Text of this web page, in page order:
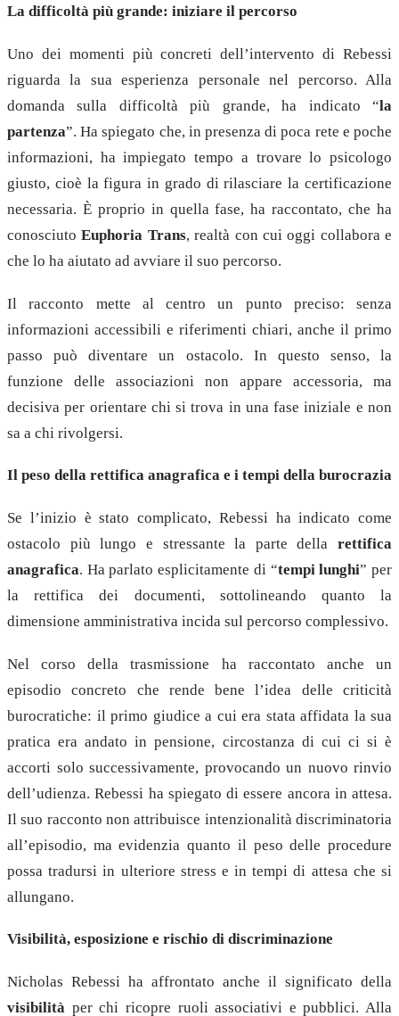
La difficoltà più grande: iniziare il percorso
Uno dei momenti più concreti dell’intervento di Rebessi
riguarda la sua esperienza personale nel percorso. Alla
domanda sulla difficoltà più grande, ha indicato “la
partenza”. Ha spiegato che, in presenza di poca rete e poche
informazioni, ha impiegato tempo a trovare lo psicologo
giusto, cioè la figura in grado di rilasciare la certificazione
necessaria. È proprio in quella fase, ha raccontato, che ha
conosciutoEuphoria Trans, realtà con cui oggi collabora e
che lo ha aiutato ad avviare il suo percorso.
Il racconto mette al centro un punto preciso: senza
informazioni accessibili e riferimenti chiari, anche il primo
passo può diventare un ostacolo. In questo senso, la
funzione delle associazioni non appare accessoria, ma
decisiva per orientare chi si trova in una fase iniziale e non
sa a chi rivolgersi.
Il peso della rettifica anagrafica e i tempi della burocrazia
Se l’inizio è stato complicato, Rebessi ha indicato come
ostacolo più lungo e stressante la parte della rettifica
anagrafica. Ha parlato esplicitamente di “tempi lunghi” per
la rettifica dei documenti, sottolineando quanto la
dimensione amministrativa incida sul percorso complessivo.
Nel corso della trasmissione ha raccontato anche un
episodio concreto che rende bene l’idea delle criticità
burocratiche: il primo giudice a cui era stata affidata la sua
pratica era andato in pensione, circostanza di cui ci si è
accorti solo successivamente, provocando un nuovo rinvio
dell’udienza. Rebessi ha spiegato di essere ancora in attesa.
Il suo racconto non attribuisce intenzionalità discriminatoria
all’episodio, ma evidenzia quanto il peso delle procedure
possa tradursi in ulteriore stress e in tempi di attesa che si
allungano.
Visibilità, esposizione e rischio di discriminazione
Nicholas Rebessi ha affrontato anche il significato della
visibilità per chi ricopre ruoli associativi e pubblici. Alla